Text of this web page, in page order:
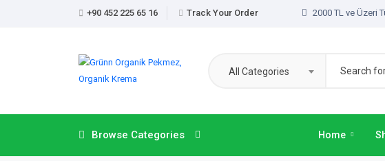
+90 452 225 65 16 Track Your Order 2000 TL ve Üzeri
All Categories
Browse Categories Home